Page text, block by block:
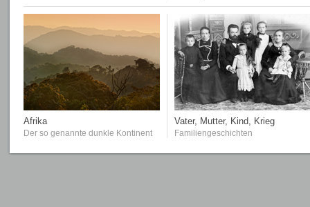
Afrika
Der so genannte dunkle Kontinent
Vater, Mutter, Kind, Krieg
Familiengeschichten